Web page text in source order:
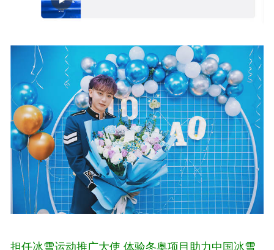
担任冰雪运动推广大使 体验冬奥项目助力中国冰雪